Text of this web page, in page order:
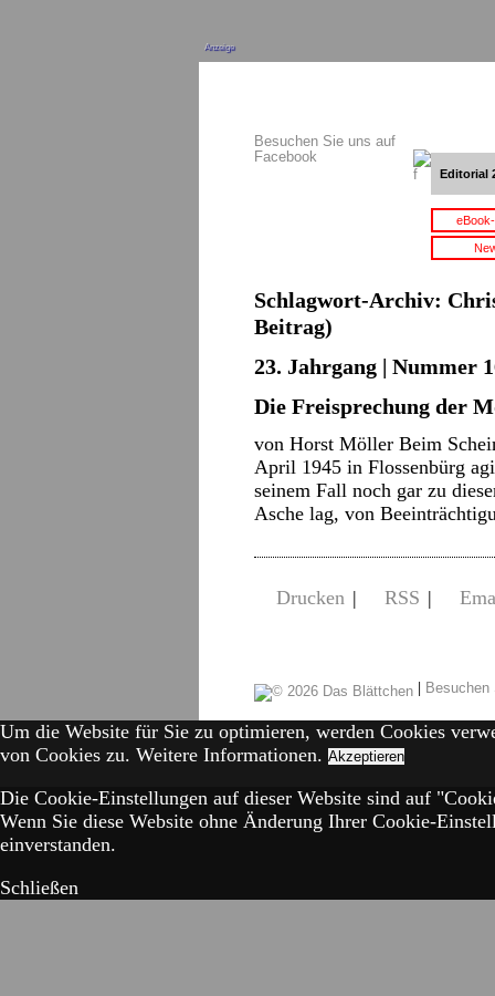
Anzeige
Besuchen Sie uns auf
Facebook
Editorial
Schlagwort-Archiv:
Beitrag)
23. Jahrgang | Nummer
Die Freisprechung der
von Horst Möller Beim
April 1945 in Flossenbürg
seinem Fall noch gar zu
Asche lag, von
Drucken | RSS |
|
Um die Website für Sie zu optimieren, werden Cookies
von Cookies zu. Weitere Informationen. Akzeptieren
Die Cookie-Einstellungen auf dieser Website sind auf
Wenn Sie diese Website ohne Änderung Ihrer Cookie-
einverstanden.
Schließen